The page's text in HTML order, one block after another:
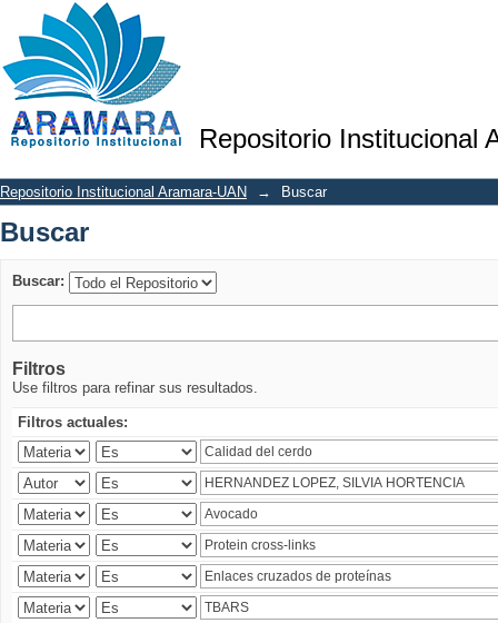
Repositorio Institucional
Buscar
Repositorio Institucional Aramara-UAN → Buscar
Buscar
Buscar:
Filtros
Use filtros para refinar sus resultados.
Filtros actuales: